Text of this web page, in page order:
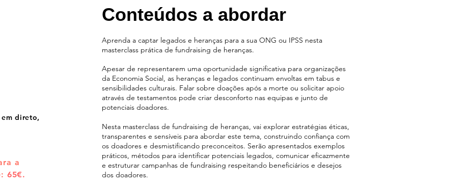
direto,
a
65€.
Conteúdos a abordar
Aprenda a captar legados e heranças para a sua ONG ou IPSS nesta
masterclass prática de fundraising de heranças.
Apesar de representarem uma oportunidade significativa para organizações
da Economia Social, as heranças e legados continuam envoltas em tabus e
sensibilidades culturais. Falar sobre doações após a morte ou solicitar apoio
através de testamentos pode criar desconforto nas equipas e junto de
potenciais doadores.
Nesta masterclass de fundraising de heranças, vai explorar estratégias éticas,
transparentes e sensíveis para abordar este tema, construindo confiança com
os doadores e desmistificando preconceitos. Serão apresentados exemplos
práticos, métodos para identificar potenciais legados, comunicar eficazmente
e estruturar campanhas de fundraising respeitando beneficiários e desejos
dos doadores.